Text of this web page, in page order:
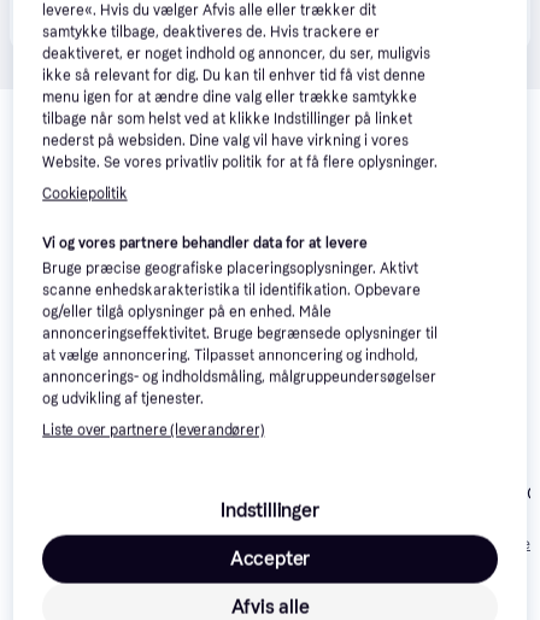
Nexa Zds-102 magnetisk Kontakt z-wave.
Relaterede produkter
Se vores forslag til andre produkter, der matcher dine
interesser. Vis alle
Fibaro FGDW-
002
3.2
221 kr.
Eller 3 betalinger af 74 kr. 112 kr.
Ismartgate
Eller 3 betalinger
levere«. Hvis du vælger Afvis alle eller trækker dit
samtykke tilbage, deaktiveres de. Hvis trackere er
deaktiveret, er noget indhold og annoncer, du ser, muligvis
ikke så relevant for dig. Du kan til enhver tid få vist denne
menu igen for at ændre dine valg eller trække samtykke
tilbage når som helst ved at klikke Indstillinger på linket
nederst på websiden. Dine valg vil have virkning i vores
Website. Se vores privatliv politik for at få flere oplysninger.
Cookiepolitik
Vi og vores partnere behandler data for at levere
Bruge præcise geografiske placeringsoplysninger. Aktivt
scanne enhedskarakteristika til identifikation. Opbevare
og/eller tilgå oplysninger på en enhed. Måle
annonceringseffektivitet. Bruge begrænsede oplysninger til
at vælge annoncering. Tilpasset annoncering og indhold,
annoncerings- og indholdsmåling, målgruppeundersøgelser
og udvikling af tjenester.
Liste over partnere (leverandører)
Indstillinger
Afvis alle
Accepter